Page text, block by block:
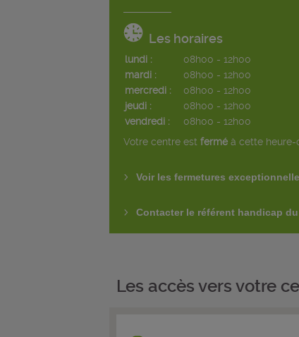
Les horaires
lundi :
08h00 - 12h00
mardi :
08h00 - 12h00
mercredi :
08h00 - 12h00
jeudi :
08h00 - 12h00
vendredi :
08h00 - 12h00
Votre centre est ferméà cette heure-
Voir les fermetures
Contacter le référent handicap
Les accès vers votre